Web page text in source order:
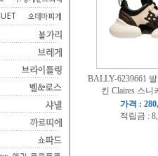
BALLY-6239661
킨 Claires 스니
가격 :
적립금 :